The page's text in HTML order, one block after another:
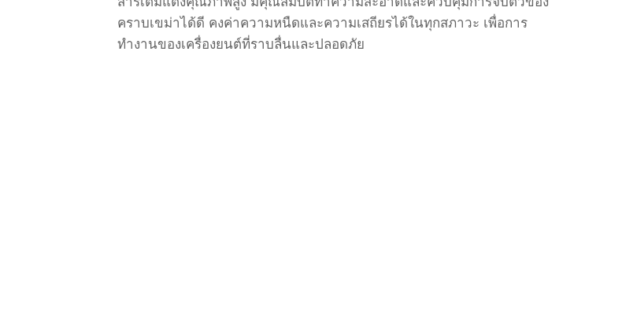
คราบเขม่าได้ดี คงค่าความหนืดและความเสถียรได้ในทุกสภาวะ เพื่อการ
ทำงานของเครื่องยนต์ที่ราบลื่นและปลอดภัย